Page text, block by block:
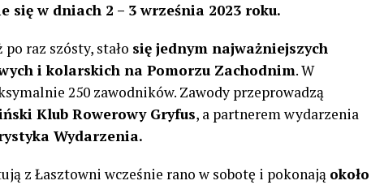
się w dniach 2 – 3 września 2023 roku.
raz szósty, stało się jednym najważniejszych
i kolarskich na Pomorzu Zachodnim. W
250 zawodników. Zawody przeprowadzą
Klub Rowerowy Gryfus, a partnerem wydarzenia
Wydarzenia.
z Łasztowni wcześnie rano w sobotę i pokonają około